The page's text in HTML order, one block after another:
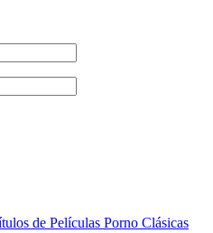
de Películas Porno Clásicas